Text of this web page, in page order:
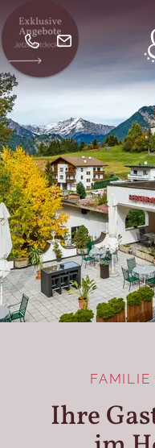
FAMILIE
Ihre